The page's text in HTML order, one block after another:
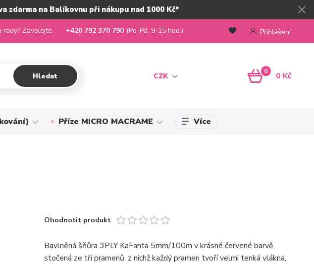
zdarma na Balíkovnu při nákupu nad 1000 Kč*
CZK
Přihlášení
Hledat
rady? Zavolejte. +420 792 370 790 (Po-Pá, 9-15 hod.)
0 0 Kč
Příze MICRO MACRAME Více
Ohodnotit produkt
Bavlněná šňůra 3PLY KaFanta 5mm/100m v krásné červené barvě,
stočená ze tří pramenů, z nichž každý pramen tvoří velmi tenká vlákna,